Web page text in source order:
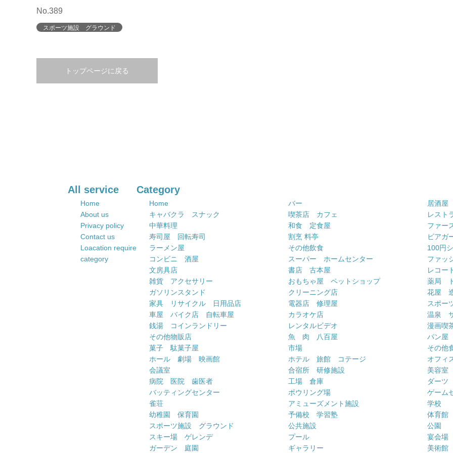
No.389
スポーツ施設 グラウンド
トップページに戻る
All service
Home
About us
Privacy policy
Contact us
Loacation require
category
Category
Home バー
居酒屋
キャバクラ スナック
喫茶店 カフェ
レスト
中華料理
和食 定食屋
ファー
寿司屋 回転寿司
割烹 料亭
ビアガ
ラーメン屋
その他飲食
100円
コンビニ 酒屋
スーパー ホームセンター
ファッ
文房具店
書店 古本屋
レコー
雑貨 アクセサリー
おもちゃ屋 ペットショップ
薬局
ガソリンスタンド
クリーニング店
花屋
家具 リサイクル 日用品店
電器店 修理屋
スポー
車屋 バイク店 自転車屋
カラオケ店
温泉
銭湯 コインランドリー
レンタルビデオ
漫画喫
その他物販店
魚 肉 八百屋
パン屋
菓子 駄菓子屋
市場
その他
ホール 劇場 映画館
ホテル 旅館 コテージ
オフィ
会議室
合宿所 研修施設
美容室
病院 医院 歯医者
工場 倉庫
ダーツ
バッティングセンター
ボウリング場
ゲーム
雀荘
アミューズメント施設
学校
幼稚園 保育園
予備校 学習塾
体育館
スポーツ施設 グラウンド
公共施設
公園
スキー場 ゲレンデ
プール
宴会場
ガーデン 庭園
ギャラリー 美術館